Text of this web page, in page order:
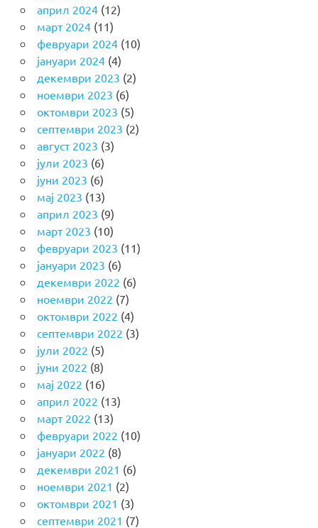
април 2024(12)
март 2024(11)
февруари 2024(10)
јануари 2024(4)
декември 2023 (2)
ноември 2023 (6)
октомври 2023 (5)
септември 2023 (2)
август 2023 (3)
јули 2023 (6)
јуни 2023 (6)
мај 2023 (13)
април 2023 (9)
март 2023 (10)
февруари 2023 (11)
јануари 2023 (6)
декември 2022 (6)
ноември 2022 (7)
октомври 2022 (4)
септември 2022 (3)
јули 2022 (5)
јуни 2022 (8)
мај 2022 (16)
април 2022 (13)
март 2022 (13)
февруари 2022 (10)
јануари 2022 (8)
декември 2021 (6)
ноември 2021 (2)
октомври 2021 (3)
септември 2021 (7)